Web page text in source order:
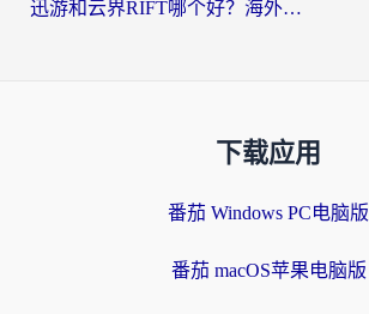
迅游和云界RIFT哪个好？海外党亲测3款回国加速器，教你无缝刷国内剧玩游戏
下载应用
番茄 Windows PC电脑版
番茄 macOS苹果电脑版